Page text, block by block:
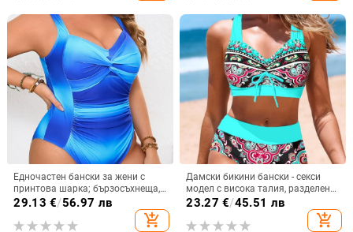
Едночастен бански за жени с
принтова шарка; бързосъхнеща,
високоеластична материя;
полиестер 82% с подплата 95%
полиестер; метална опора и
29.13 €/56.97 лв
add_shopping_cart
Дамски бикини бански - секси
модел с висока талия, разделени
горнище и долнище, чашки с
подплътване, полиестер 85%
23.27 €/45.51 лв
add_shopping_cart